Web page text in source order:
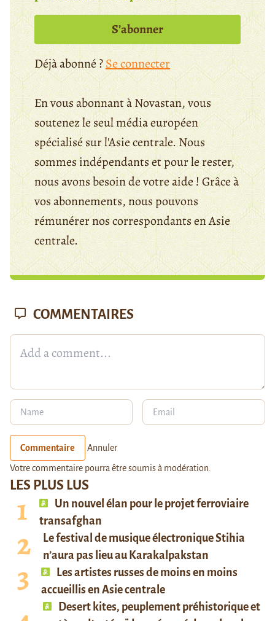
S’abonner
Déjà abonné ?Se connecter
En vous abonnant à Novastan, vous
soutenez le seul média européen
spécialisé sur l'Asie centrale. Nous
sommes indépendants et pour le rester,
nous avons besoin de votre aide ! Grâce à
vos abonnements, nous pouvons
rémunérer nos correspondants en Asie
centrale.
LES PLUS LUS
Un nouvel élan pour le projet ferroviaire
transafghan
Le festival de musique électronique Stihia
n’aura pas lieu au Karakalpakstan
Les artistes russes de moins en moins
accueillis en Asie centrale
Desert kites, peuplement préhistorique et
COMMENTAIRES
Commentaire Annuler
Votre commentaire pourra être soumis à modération.